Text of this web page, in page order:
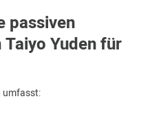
passiven
Yuden für
umfasst: